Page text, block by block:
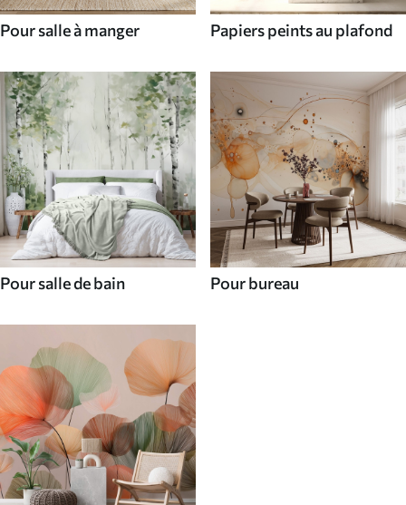
Pour salle à manger Papiers peints au plafond
Pour salle de bain Pour bureau